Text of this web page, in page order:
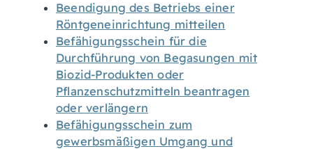
Beendigung des Betriebs einer
Röntgeneinrichtung mitteilen
Befähigungsschein für die
Durchführung von Begasungen mit
Biozid-Produkten oder
Pflanzenschutzmitteln beantragen
oder verlängern
Befähigungsschein zum
gewerbsmäßigen Umgang und